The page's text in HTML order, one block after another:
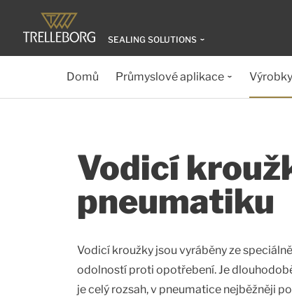
SEALING SOLUTIONS
Domů Průmyslové aplikace Výrobky
Vodicí
pneumatiku
Vodicí kroužky jsou vyráběny ze
odolností proti opotřebení. Je
je celý rozsah, v pneumatice nejběžněji